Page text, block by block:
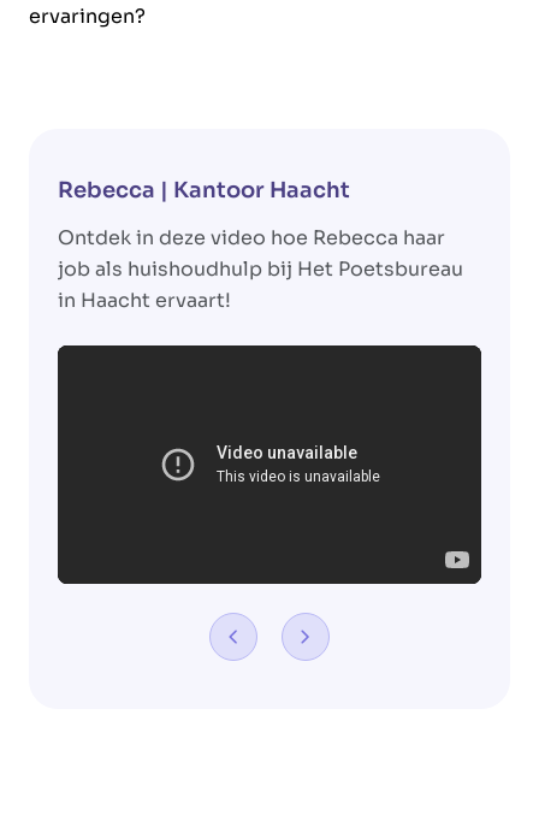
ervaringen?
Rebecca | Kantoor Haacht
Ontdek in deze video hoe Rebecca haar
job als huishoudhulp bij Het Poetsbureau
in Haacht ervaart!